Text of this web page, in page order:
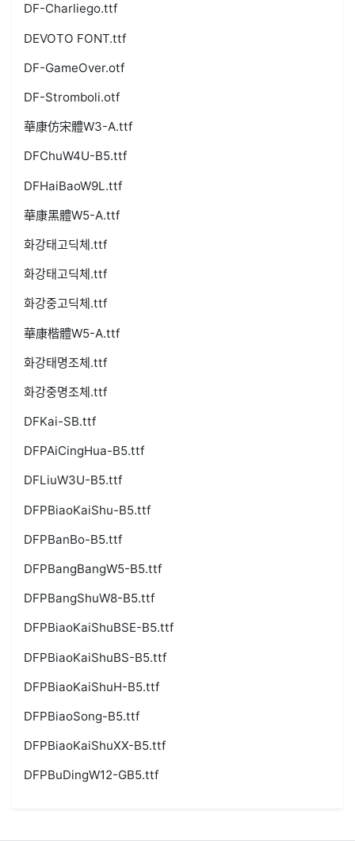
DF-Charliego.ttf
DEVOTO FONT.ttf
DF-GameOver.otf
DF-Stromboli.otf
華康仿宋體W3-A.ttf
DFChuW4U-B5.ttf
DFHaiBaoW9L.ttf
華康黑體W5-A.ttf
화강태고딕체.ttf
화강태고딕체.ttf
화강중고딕체.ttf
華康楷體W5-A.ttf
화강태명조체.ttf
화강중명조체.ttf
DFKai-SB.ttf
DFPAiCingHua-B5.ttf
DFLiuW3U-B5.ttf
DFPBiaoKaiShu-B5.ttf
DFPBanBo-B5.ttf
DFPBangBangW5-B5.ttf
DFPBangShuW8-B5.ttf
DFPBiaoKaiShuBSE-B5.ttf
DFPBiaoKaiShuBS-B5.ttf
DFPBiaoKaiShuH-B5.ttf
DFPBiaoSong-B5.ttf
DFPBiaoKaiShuXX-B5.ttf
DFPBuDingW12-GB5.ttf